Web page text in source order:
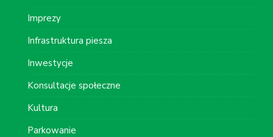
Imprezy
Infrastruktura piesza
Inwestycje
Konsultacje społeczne
Kultura
Parkowanie